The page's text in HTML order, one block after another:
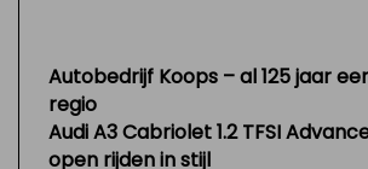
Electronic climate control
Elektrische ramen voor en
Lederen bekleding
Autobedrijf Koops – al 125 jaar
regio
Audi A3 Cabriolet 1.2 TFSI
open rijden in stijl